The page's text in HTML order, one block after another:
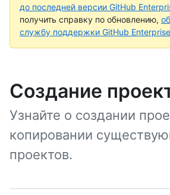
до последней версии GitHub
получить справку по обновлению,
службу поддержки GitHub Enterprise
Создание
Узнайте о создании
копировании
проектов.